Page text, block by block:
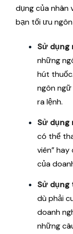
dụng của nhân
bạn tối ưu
Sử
những
hút
ngôn
ra lệnh.
Sử dụng
có thể
viên” hay
của
Sử dụng
dù phải
doanh
những